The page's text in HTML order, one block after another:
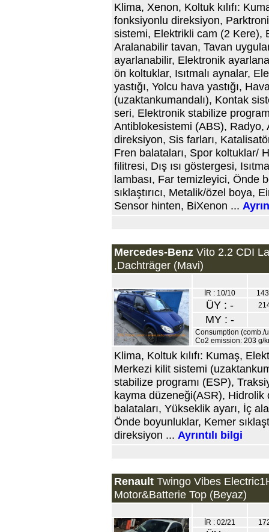
Klima, Xenon, Koltuk kılıfı:
fonksiyonlu direksiyon,
sistemi, Elektrikli cam (2 Kere),
Aralanabilir tavan, Tavan
ayarlanabilir, Elektronik
ön koltuklar, Isıtmalı aynalar,
yastığı, Yolcu hava yastığı,
(uzaktankumandalı), Kontak
seri, Elektronik stabilize
Antiblokesistemi (ABS),
direksiyon, Sis farları,
Fren balataları, Spor koltuklar/
filitresi, Dış ısı göstergesi,
lambası, Far temizleyici, Önde
sıklaştırıcı, Metalik/özel boya,
Sensor hinten, BiXenon ...
Mercedes-Benz Vito 2.2 CDI
,Dachträger (Mavi)
İR : 10/10
ÜY : -
MY : -
Consumption (comb./
Co2 emission: 203 g/
Klima, Koltuk kılıfı: Kumaş,
Merkezi kilit sistemi
stabilize programı (ESP),
kayma düzeneği(ASR), Hidrolik
balataları, Yükseklik ayarı, İç
Önde boyunluklar, Kemer
direksiyon ... Ayrıntılı bilgi
Renault Twingo Vibes
Motor&Batterie Top (Beyaz)
İR : 02/21